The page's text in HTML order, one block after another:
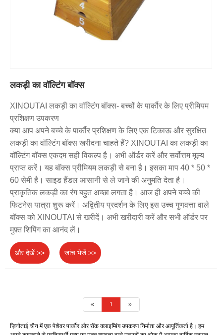
लकड़ी का वॉल्टिंग बॉक्स
XINOUTAI लकड़ी का वॉल्टिंग बॉक्स- बच्चों के पार्कौर के लिए प्रीमियम
प्रशिक्षण उपकरण
क्या आप अपने बच्चे के पार्कौर प्रशिक्षण के लिए एक टिकाऊ और सुरक्षित
लकड़ी का वॉल्टिंग बॉक्स खरीदना चाहते हैं? XINOUTAI का लकड़ी का
वॉल्टिंग बॉक्स एकदम सही विकल्प है। अभी ऑर्डर करें और सर्वोत्तम मूल्य
प्राप्त करें। यह बॉक्स प्रीमियम लकड़ी से बना है। इसका माप 40 * 50 *
60 सेमी है। साइड हैंडल आसानी से ले जाने की अनुमति देता है।
प्राकृतिक लकड़ी का रंग बहुत अच्छा लगता है। आज ही अपने बच्चे की
फिटनेस यात्रा शुरू करें। अद्वितीय प्रदर्शन के लिए इस उच्च गुणवत्ता वाले
बॉक्स को XINOUTAI से खरीदें। अभी खरीदारी करें और सभी ऑर्डर पर
मुफ़्त शिपिंग का आनंद लें।
और देखें >> जांच भेजें >>
« 1 »
ज़िनौताई चीन में एक पेशेवर पार्कौर और रॉक क्लाइम्बिंग उपकरण निर्माता और आपूर्तिकर्ता है। हम